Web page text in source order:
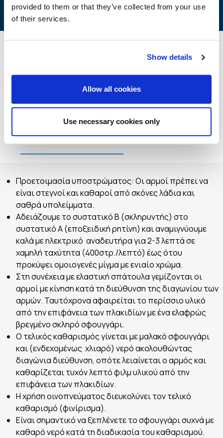
provided to them or that they’ve collected from your use
of their services.
Show details
Allow all cookies
Use necessary cookies only
Τρόπος Εφαρμογής Αποθήκευση
Προετοιμασία υποστρώματος: Οι αρμοί πρέπει να
είναι στεγνοί και καθαροί από σκόνες λάδια και
σαθρά υπολείμματα.
Αδειάζουμε το συστατικό Β (σκληρυντής) στο
συστατικό Α (εποξειδική ρητίνη) και αναμιγνύουμε
καλά με ηλεκτρικό αναδευτήρα για 2-3 λεπτά σε
χαμηλή ταχύτητα (400στρ./λεπτό) έως ότου
προκύψει ομοιογενές μίγμα με ενιαίο χρώμα.
Στη συνέχεια με ελαστική σπάτουλα γεμίζονται οι
αρμοί με κίνηση κατά τη διεύθυνση της διαγωνίου των
αρμών. Ταυτόχρονα αφαιρείται το περίσσιο υλικό
από την επιφάνεια των πλακιδίων με ένα ελαφρώς
βρεγμένο σκληρό σφουγγάρι.
Ο τελικός καθαρισμός γίνεται με μαλακό σφουγγάρι
και (ενδεχομένως χλιαρό) νερό ακολουθώντας
διαγώνια διεύθυνση, οπότε λειαίνεται ο αρμός και
καθαρίζεται τυχόν λεπτό φιλμ υλικού από την
επιφάνεια των πλακιδίων.
Η χρήση οινοπνεύματος διευκολύνει τον τελικό
καθαρισμό (φινίρισμα).
Είναι σημαντικό να ξεπλένετε το σφουγγάρι συχνά με
καθαρό νερό κατά τη διαδικασία του καθαρισμού.